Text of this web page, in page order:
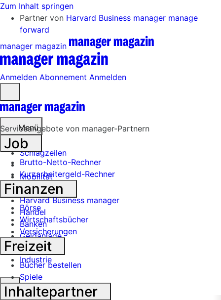
Zum Inhalt springen
Partner von Harvard Business manager manage
forward
manager magazin
Anmelden Abonnement Anmelden
öffnen
Menü
Schlagzeilen
Mobilität
Tech
Harvard Business manager
Handel
Banken
Geldanlage
Börse
Industrie
Suche
öffnen
Serviceangebote von manager-Partnern
Job
Brutto-Netto-Rechner
Kurzarbeitergeld-Rechner
Finanzen
Börse
Wirtschaftsbücher
Versicherungen
Freizeit
Bücher bestellen
Spiele
Inhaltepartner